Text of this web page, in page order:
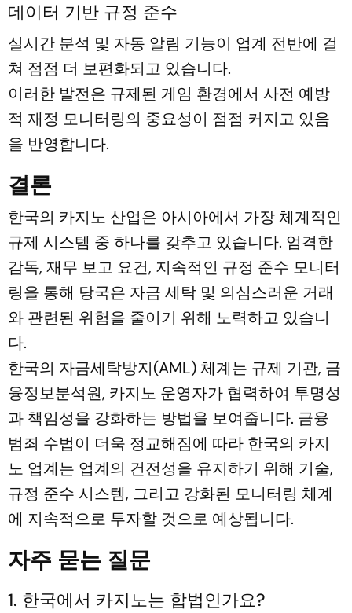
데이터 기반 규정 준수
실시간 분석 및 자동 알림 기능이 업계 전반에 걸
쳐 점점 더 보편화되고 있습니다.
이러한 발전은 규제된 게임 환경에서 사전 예방
적 재정 모니터링의 중요성이 점점 커지고 있음
을 반영합니다.
결론
한국의 카지노 산업은 아시아에서 가장 체계적인
규제 시스템 중 하나를 갖추고 있습니다. 엄격한
감독, 재무 보고 요건, 지속적인 규정 준수 모니터
링을 통해 당국은 자금 세탁 및 의심스러운 거래
와 관련된 위험을 줄이기 위해 노력하고 있습니
다.
한국의 자금세탁방지(AML) 체계는 규제 기관, 금
융정보분석원, 카지노 운영자가 협력하여 투명성
과 책임성을 강화하는 방법을 보여줍니다. 금융
범죄 수법이 더욱 정교해짐에 따라 한국의 카지
노 업계는 업계의 건전성을 유지하기 위해 기술,
규정 준수 시스템, 그리고 강화된 모니터링 체계
에 지속적으로 투자할 것으로 예상됩니다.
자주 묻는 질문
1. 한국에서 카지노는 합법인가요?